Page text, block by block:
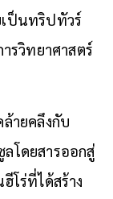
ป็นทริปทัวร์
รวิทยาศาสตร์
ายคลึงกับ
โดยสารออกสู่
โร่ที่ได้สร้าง